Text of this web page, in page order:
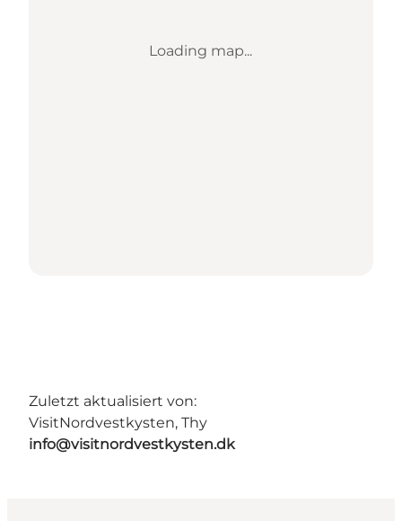
Loading map...
Zuletzt aktualisiert von:
VisitNordvestkysten, Thy
info@visitnordvestkysten.dk